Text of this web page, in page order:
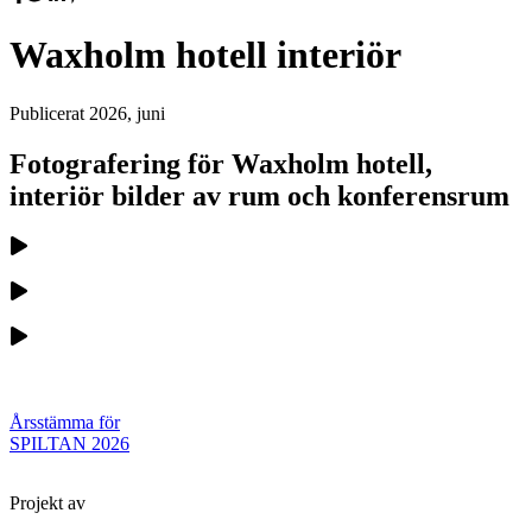
Waxholm hotell interiör
Publicerat 2026, juni
Fotografering för Waxholm hotell,
interiör bilder av rum och konferensrum
Årsstämma för
SPILTAN 2026
Projekt av